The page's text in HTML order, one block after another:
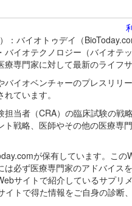
：バイオトゥデイ（
イオテクノロジー（バイオ
専門家に対して最新のライフ
バイオベンチャーのプレスリ
ています。
担当者（CRA）の臨床試験の
戦略、医師やその他の医療
が保有しています。こ
は必ず医療専門家のアドバイ
サイトで紹介しているサプ
イトで得た情報をご自身の診